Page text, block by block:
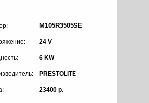
M105R3505SE
24 V
6 KW
PRESTOLITE
23400 р.